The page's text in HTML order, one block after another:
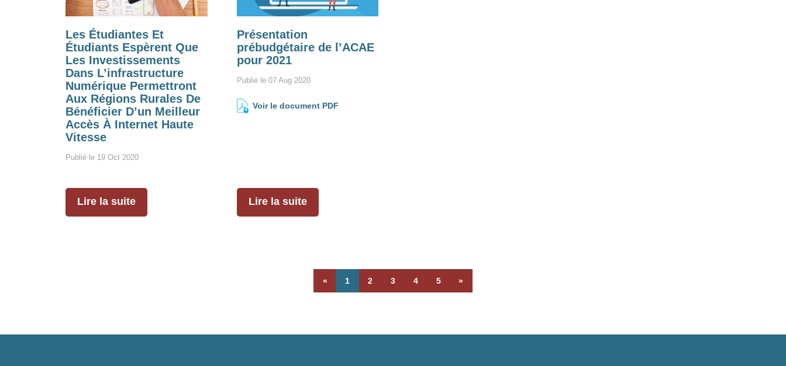
Les Étudiantes Et
Étudiants Espèrent Que
Les Investissements
Dans L’infrastructure
Numérique Permettront
Aux Régions Rurales De
Bénéficier D’un Meilleur
Accès À Internet Haute
Vitesse
Publié le 19 Oct 2020
Lire la suite
Présentation
prébudgétaire de l’ACAE
pour 2021
Publié le 07 Aug 2020
Voir le document PDF
Lire la suite
« 1 2 3 4 5 »